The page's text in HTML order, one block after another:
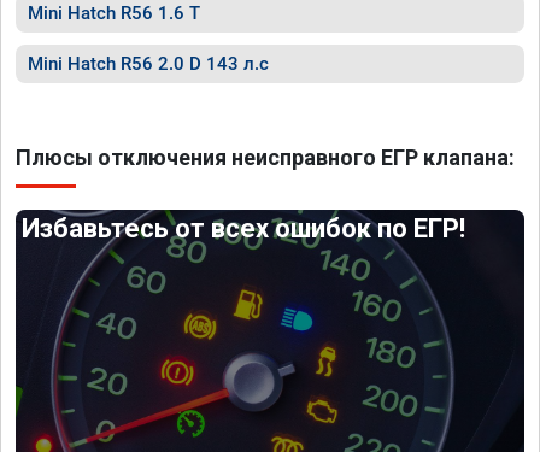
Mini Hatch R56 1.6 T
Mini Hatch R56 2.0 D 143 л.с
Плюсы отключения неисправного ЕГР клапана:
Избавьтесь от всех ошибок по ЕГР!